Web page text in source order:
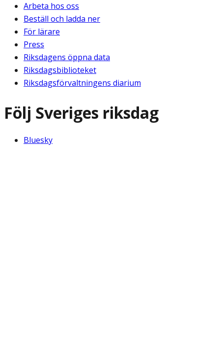
Arbeta hos oss
Beställ och ladda ner
För lärare
Press
Riksdagens öppna data
Riksdagsbiblioteket
Riksdagsförvaltningens diarium
Följ Sveriges riksdag
Bluesky